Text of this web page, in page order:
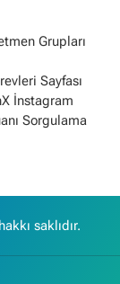
Grupları
Sayfası
İnstagram
Sorgulama
saklıdır.